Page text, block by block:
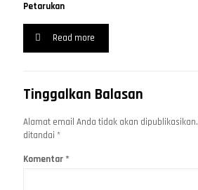
Petarukan
Read more
Tinggalkan Balasan
Alamat email Anda tidak akan dipublikasikan.
ditandai *
Komentar *